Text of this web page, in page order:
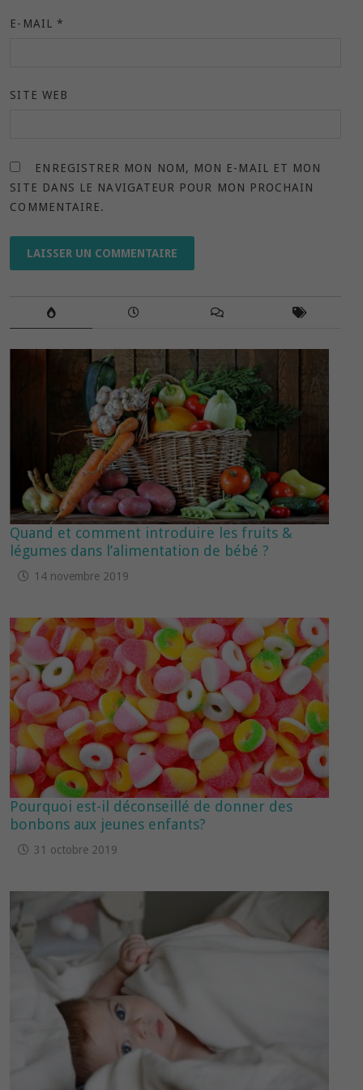
E-MAIL *
SITE WEB
ENREGISTRER MON NOM, MON E-MAIL ET MON
SITE DANS LE NAVIGATEUR POUR MON PROCHAIN
COMMENTAIRE.
Quand et comment introduire les fruits &
légumes dans l’alimentation de bébé ?
14 novembre 2019
Pourquoi est-il déconseillé de donner des
bonbons aux jeunes enfants?
31 octobre 2019